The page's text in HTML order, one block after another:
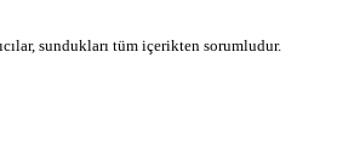
sundukları tüm içerikten sorumludur.